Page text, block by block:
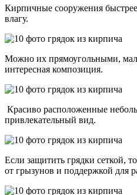
Кирпичные сооружения
влагу.
Можно их прямоугольными,
интересная композиция.
Красиво расположенные
привлекательный вид.
Если защитить грядки сеткой,
от грызунов и поддержкой для